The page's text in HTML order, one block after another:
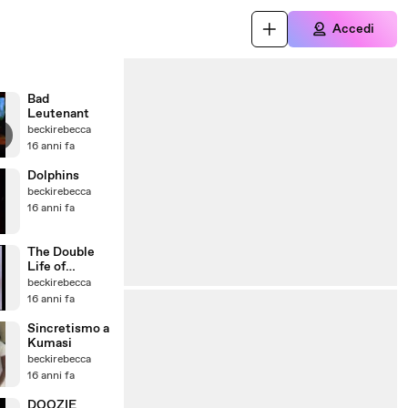
Accedi
Bad
Leutenant
beckirebecca
16 anni fa
Dolphins
beckirebecca
16 anni fa
The Double
Life of
Veronique
beckirebecca
16 anni fa
Sincretismo a
Kumasi
beckirebecca
16 anni fa